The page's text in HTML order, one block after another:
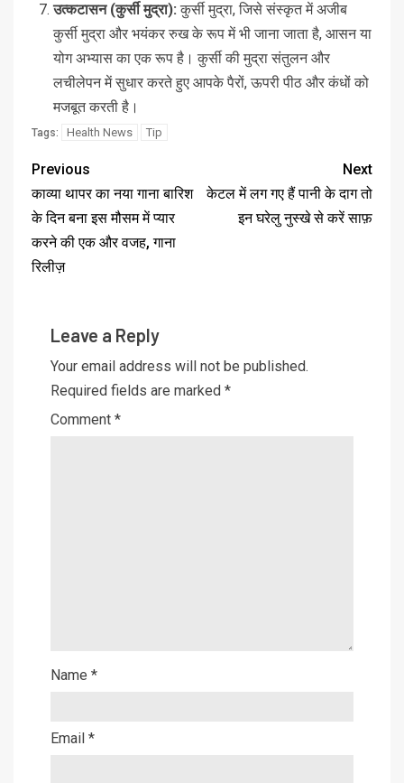
उत्कटासन (कुर्सी मुद्रा):कुर्सी मुद्रा, जिसे संस्कृत में अजीब
कुर्सी मुद्रा और भयंकर रुख के रूप में भी जाना जाता है, आसन या
योग अभ्यास का एक रूप है। कुर्सी की मुद्रा संतुलन और
लचीलेपन में सुधार करते हुए आपके पैरों, ऊपरी पीठ और कंधों को
मजबूत करती है।
Tags: Health News Tip
Previous
काव्या थापर का नया गाना बारिश
के दिन बना इस मौसम में प्यार
करने की एक और वजह, गाना
रिलीज़
Next
केटल में लग गए हैं पानी के दाग तो
इन घरेलु नुस्खे से करें साफ़
Leave a Reply
Your email address will not be published.
Required fields are marked *
Comment *
Name *
Email *